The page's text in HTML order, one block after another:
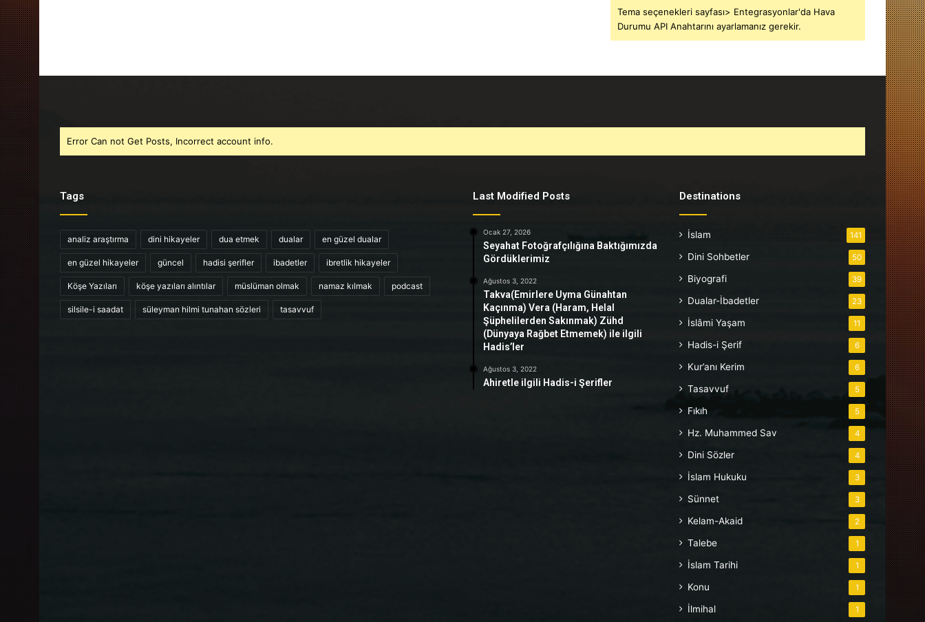
Tema seçenekleri sayfası> Entegrasyonlar'da Hava
Durumu API Anahtarını ayarlamanız gerekir.
Error Can not Get Posts, Incorrect account info.
Tags
analiz araştırma dini hikayeler dua etmek dualar en güzel dualar
en güzel hikayeler güncel hadisi şerifler ibadetler ibretlik hikayeler
Köşe Yazıları köşe yazıları alıntılar müslüman olmak namaz kılmak podcast
silsile-i saadat süleyman hilmi tunahan sözleri tasavvuf
Last Modified Posts
Ocak 27, 2026
Seyahat Fotoğrafçılığına Baktığımızda
Gördüklerimiz
Ağustos 3, 2022
Takva(Emirlere Uyma Günahtan
Kaçınma) Vera (Haram, Helal
Şüphelilerden Sakınmak) Zühd
(Dünyaya Rağbet Etmemek) ile ilgili
Hadis’ler
Ağustos 3, 2022
Ahiretle ilgili Hadis-i Şerifler
Destinations
İslam 141
Dini Sohbetler 50
Biyografi 39
Dualar-İbadetler 23
İslâmi Yaşam 11
Hadis-i Şerif 6
Kur’anı Kerim 6
Tasavvuf 5
Fıkıh 5
Hz. Muhammed Sav 4
Dini Sözler 4
İslam Hukuku 3
Sünnet 3
Kelam-Akaid 2
Talebe 1
İslam Tarihi 1
Konu 1
İlmihal 1